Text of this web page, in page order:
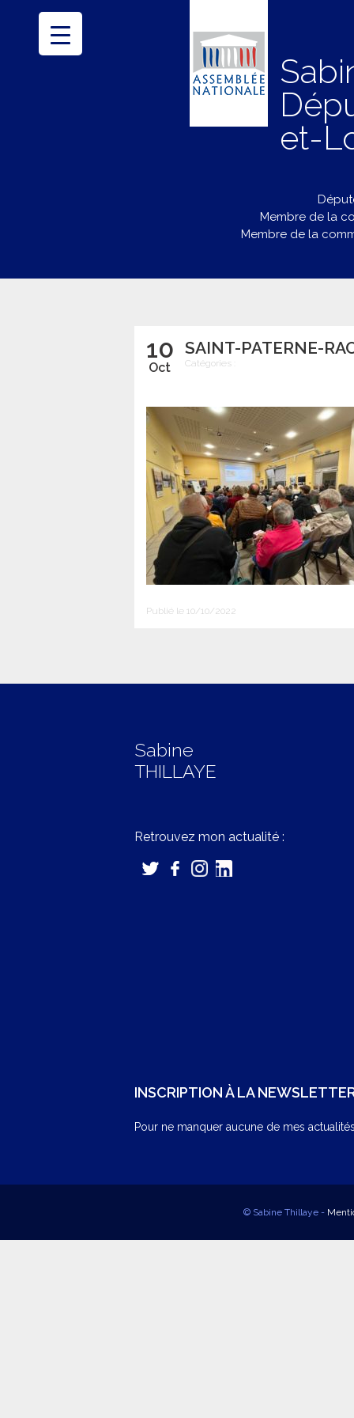
et-
Membre de la
Membre de la
10
Oct
SAINT-PATERNE-
Catégories :
Publié le 10/10/2022
Sabine
THILLAYE
Retrouvez mon actualité :
INSCRIPTION À LA
Pour ne manquer aucune de mes
© Sabine Thillaye -